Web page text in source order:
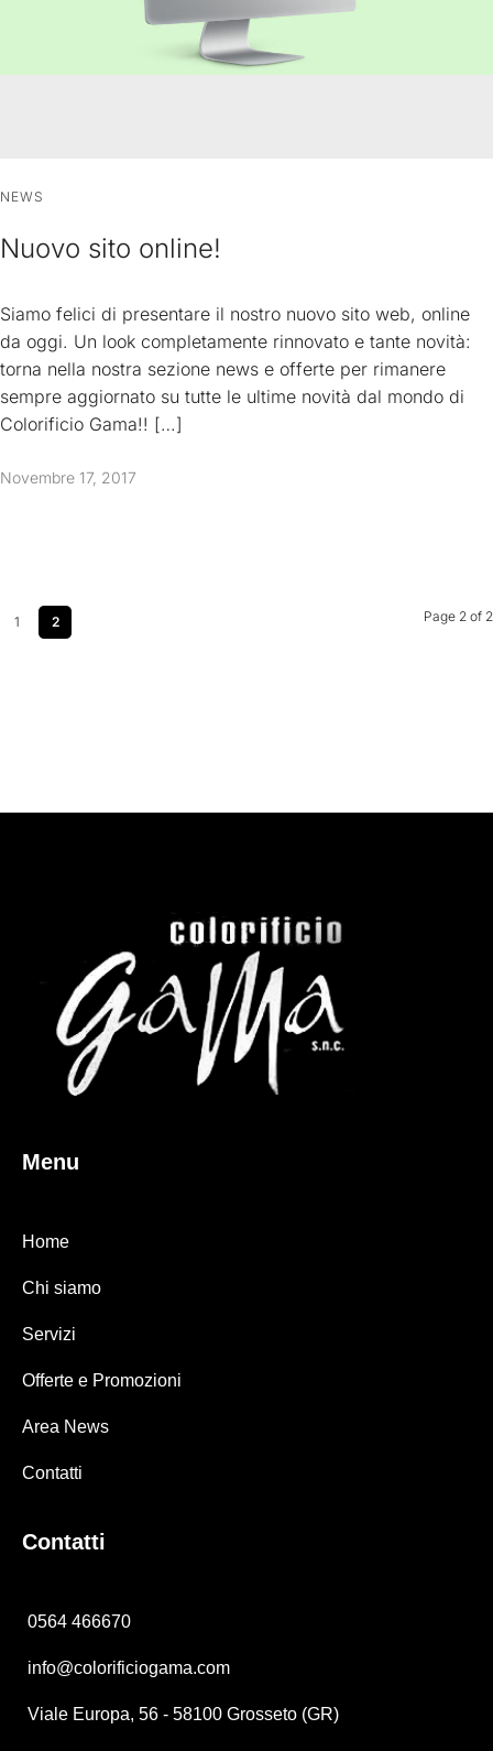
NEWS
Nuovo sito online!
Siamo felici di presentare il nostro nuovo sito web, online
da oggi. Un look completamente rinnovato e tante novità:
torna nella nostra sezione news e offerte per rimanere
sempre aggiornato su tutte le ultime novità dal mondo di
Colorificio Gama!! […]
Novembre 17, 2017
1 2 Page 2 of 2
Menu
Home
Chi siamo
Servizi
Offerte e Promozioni
Area News
Contatti
Contatti
0564 466670
info@colorificiogama.com
Viale Europa, 56 - 58100 Grosseto (GR)